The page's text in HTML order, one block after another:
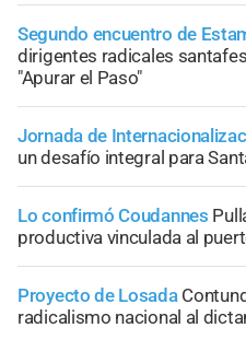
Segundo encuentro de
dirigentes radicales
"Apurar el Paso"
Jornada de
un desafío integral para
Lo confirmó Coudannes
productiva vinculada al
Proyecto de Losada
radicalismo nacional al